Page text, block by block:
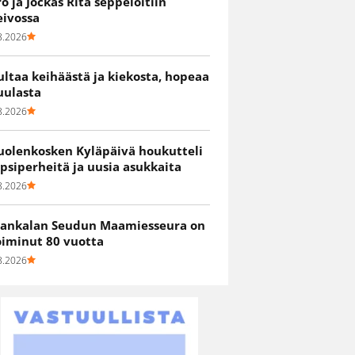
keihäästä ja kiekosta, hopeaa
Kyläpäivä houkutteli
ja uusia asukkaita
Seudun Maamiesseura on
80 vuotta